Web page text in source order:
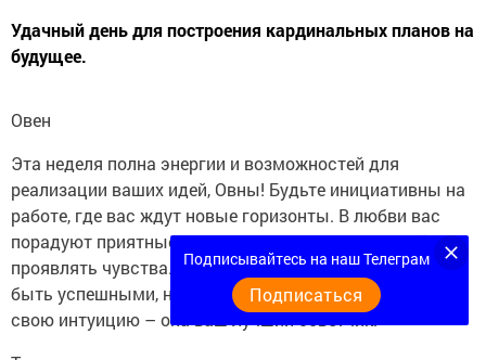
Удачный день для построения кардинальных планов на
будущее.
Овен
Эта неделя полна энергии и возможностей для
реализации ваших идей, Овны! Будьте инициативны на
работе, где вас ждут новые горизонты. В любви вас
порадуют приятные сюрпризы, так что не стесняйтесь
проявлять чувства. Финансовые операции обещают
быть успешными, но будьте осторожны и слушайте
свою интуицию – она ваш лучший советчик.
Подписывайтесь на наш Телеграм
Подписаться